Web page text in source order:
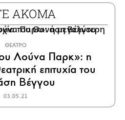
ΑΚΟΜΑ
ΘΕΑΤΡΟ
Λούνα Παρκ»: η
επιτυχία του
Βέγγου
03.05.21